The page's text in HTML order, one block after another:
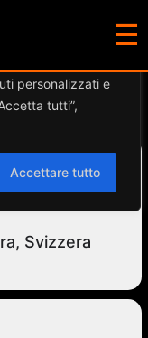
personalizzati e
tutti”,
Accettare tutto
☰
Svizzera